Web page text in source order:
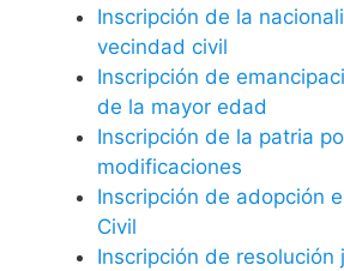
Inscripción de la
vecindad civil
Inscripción de
de la mayor edad
Inscripción de la patria
modificaciones
Inscripción de adopción
Civil
Inscripción de resolución